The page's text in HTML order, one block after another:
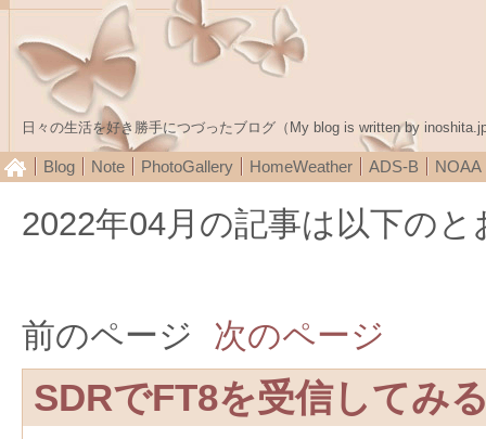
日々の生活を好き勝手につづったブログ（My blog is written by
Blog Note PhotoGallery HomeWeather ADS-B NOAA
2022年04月の記事は以下の
前のページ 次のページ
SDRでFT8を受信してみ